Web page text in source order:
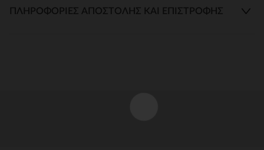
ΠΛΗΡΟΦΟΡΊΕΣ ΑΠΟΣΤΟΛΉΣ ΚΑΙ ΕΠΙΣΤΡΟΦΉΣ